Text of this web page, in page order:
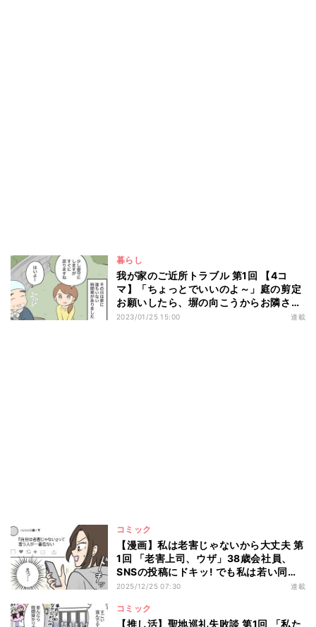
暮らし
我が家のご近所トラブル 第1回 【4コ
マ】「ちょっとでいいのよ～」庭の剪定
お願いしたら、塀の向こうからお隣さん
が…
2023/01/25 15:00 連載
コミック
【漫画】私は老害じゃないから大丈夫 第
1回 「老害上司、ウザ」38歳会社員、
SNSの投稿にドキッ! でも私は若い同僚
と普通に話せるし…
2025/12/25 07:30 連載
コミック
【推し活】聖地巡礼失敗談 第1回 「私た